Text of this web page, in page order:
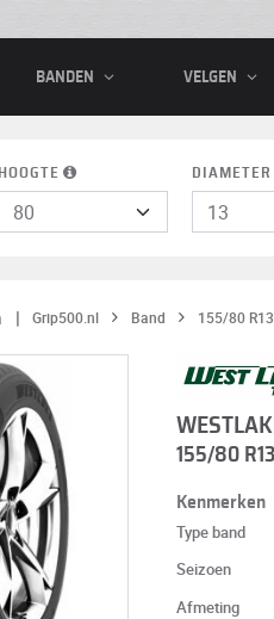
BANDEN VELGEN
HOOGTE DIAMETER
Grip500.nl Band 155/80 R13
155/80
Kenmerken
Type band
Seizoen
Afmeting